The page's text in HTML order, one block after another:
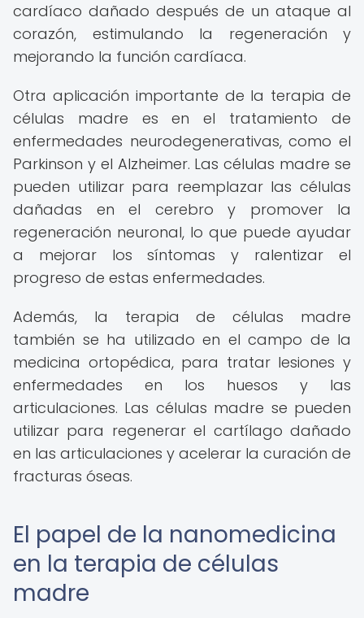
cardíaco dañado después de un ataque al
corazón, estimulando la regeneración y
mejorando la función cardíaca.
Otra aplicación importante de la terapia de
células madre es en el tratamiento de
enfermedades neurodegenerativas, como el
Parkinson y el Alzheimer. Las células madre se
pueden utilizar para reemplazar las células
dañadas en el cerebro y promover la
regeneración neuronal, lo que puede ayudar
a mejorar los síntomas y ralentizar el
progreso de estas enfermedades.
Además, la terapia de células madre
también se ha utilizado en el campo de la
medicina ortopédica, para tratar lesiones y
enfermedades en los huesos y las
articulaciones. Las células madre se pueden
utilizar para regenerar el cartílago dañado
en las articulaciones y acelerar la curación de
fracturas óseas.
El papel de la nanomedicina
en la terapia de células
madre